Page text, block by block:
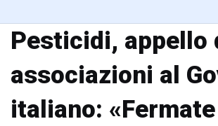
Pesticidi, appello
associazioni al
italiano: